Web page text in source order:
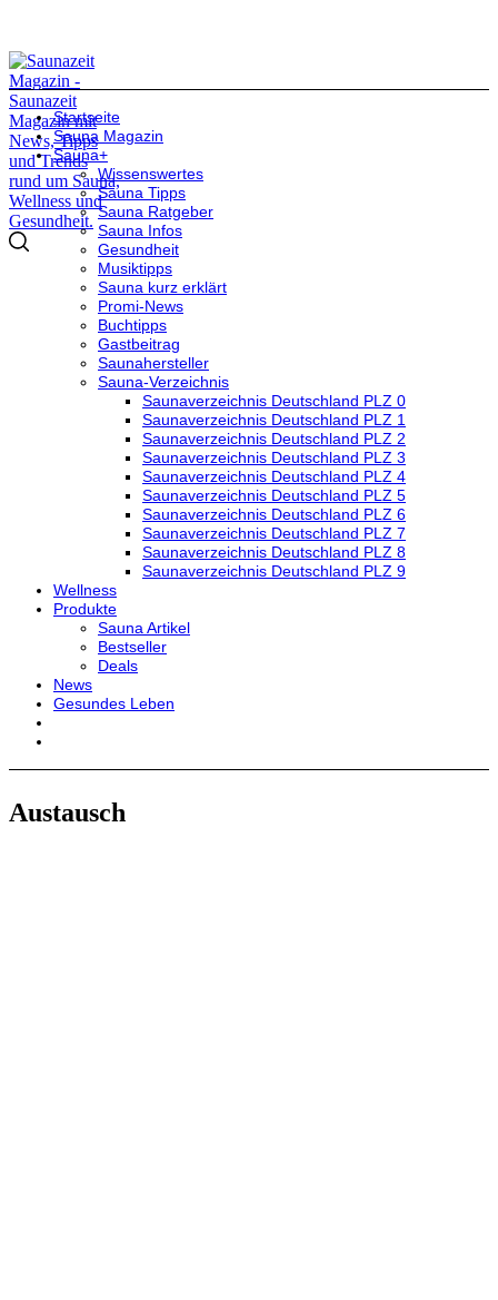
Startseite
Sauna Magazin
Sauna+
Wissenswertes
Sauna Tipps
Sauna Ratgeber
Sauna Infos
Gesundheit
Musiktipps
Sauna kurz erklärt
Promi-News
Buchtipps
Gastbeitrag
Saunahersteller
Sauna-Verzeichnis
Saunaverzeichnis Deutschland PLZ 0
Saunaverzeichnis Deutschland PLZ 1
Saunaverzeichnis Deutschland PLZ 2
Saunaverzeichnis Deutschland PLZ 3
Saunaverzeichnis Deutschland PLZ 4
Saunaverzeichnis Deutschland PLZ 5
Saunaverzeichnis Deutschland PLZ 6
Saunaverzeichnis Deutschland PLZ 7
Saunaverzeichnis Deutschland PLZ 8
Saunaverzeichnis Deutschland PLZ 9
Wellness
Produkte
Sauna Artikel
Bestseller
Deals
News
Gesundes Leben
Austausch